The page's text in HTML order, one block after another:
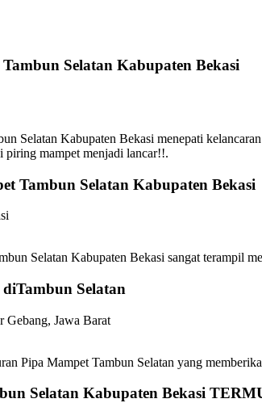
Selatan Kabupaten Bekasi
Selatan Kabupaten Bekasi menepati
piring mampet menjadi lancar!!.
Tambun Selatan Kabupaten Bekasi
Selatan Kabupaten Bekasi sangat terampil
Selatan
Gebang, Jawa Barat
Pipa Mampet Tambun Selatan yang
Selatan Kabupaten Bekasi